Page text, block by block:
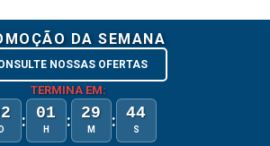
DA SEMANA
NOSSAS OFERTAS
TERMINA EM:
D : 01
H : 29
M : 44
S